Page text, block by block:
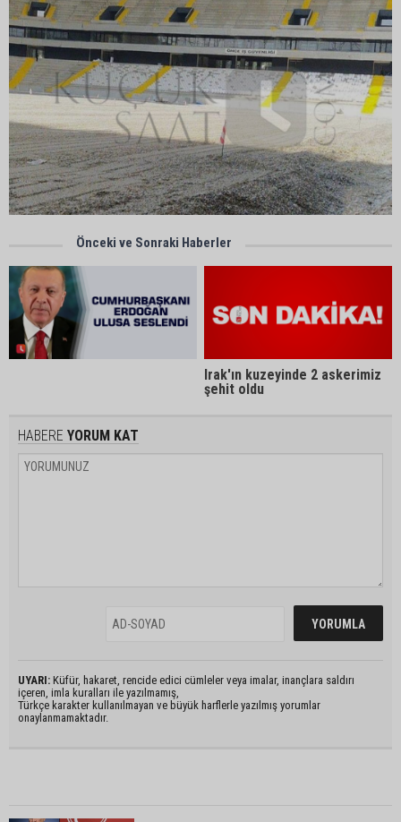
Önceki ve Sonraki Haberler
Irak'ın kuzeyinde 2 askerimiz
şehit oldu
HABERE YORUM KAT
UYARI: Küfür, hakaret, rencide edici cümleler veya imalar, inançlara saldırı
içeren, imla kuralları ile yazılmamış,
Türkçe karakter kullanılmayan ve büyük harflerle yazılmış yorumlar
onaylanmamaktadır.